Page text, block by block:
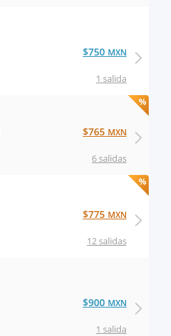
1 salida
$750 MXN
6 salidas
$765 MXN
12 salidas
$775 MXN
1 salida
$900 MXN